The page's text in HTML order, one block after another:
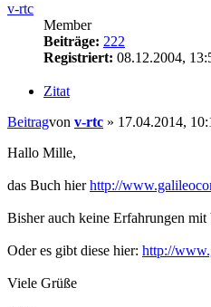
v-rtc
Member
Beiträge: 222
Registriert: 08.12.2004,
Zitat
Beitragvon v-rtc » 17.04.2014,
Hallo Mille,
das Buch hierhttp://
Bisher auch keine Erfahrungen
Oder es gibt diese hier: http://
Viele Grüße